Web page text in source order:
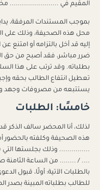
المقيم في ........................
بموجب المستندات المرفقة،
محل هذه الصحيفة، وذلك على
إليه قد أخل بالتزامه أو
ضرر مباشر، فقد أصبح من حق
بطلباته. وقد ترتب على هذا
تعطيل انتفاع الطالب بحقه
يستتبعه من مصروفات وجهد
خامسًا: الطلبات
لذلك، أنا المحضر سالف الذكر
هذه الصحيفة وكلفته بالحضور
............... وذلك بجلستها
.... / ........ من الساعة الثامنة
بالطلبات الآتية: أولًا، قبول
للطالب بطلباته المبينة بصدر